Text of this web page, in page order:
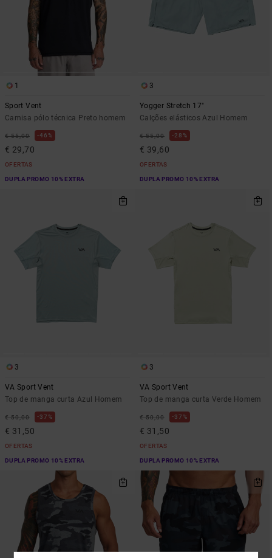
1
Sport Vent
Camisa pólo técnica Preto homem
€ 55,00 46%
€ 29,70
OFERTAS
DUPLA PROMO 10% EXTRA
3
Yogger Stretch 17"
Calções elásticos Azul Homem
€ 55,00 28%
€ 39,60
OFERTAS
DUPLA PROMO 10% EXTRA
3
VA Sport Vent
Top de manga curta Azul Homem
€ 50,00 37%
€ 31,50
OFERTAS
DUPLA PROMO 10% EXTRA
3
VA Sport Vent
Top de manga curta Verde Homem
€ 50,00 37%
€ 31,50
OFERTAS
DUPLA PROMO 10% EXTRA